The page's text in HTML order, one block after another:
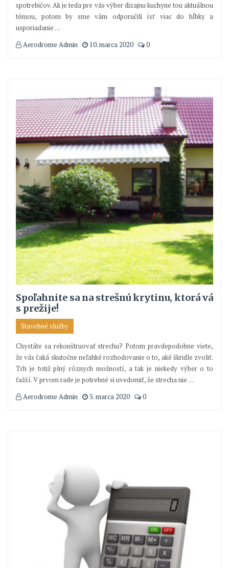
spotrebičov. Ak je teda pre vás výber dizajnu kuchyne tou aktuálnou
témou, potom by sme vám odporučili ísť viac do hĺbky a
usporiadanie …
Aerodrome Admin
10. marca 2020 0
Spoľahnite sa na strešnú krytinu, ktorá vá
s prežije!
Stavebné služby
Chystáte sa rekonštruovať strechu? Potom pravdepodobne viete,
že vás čaká skutočne neľahké rozhodovanie o to, aké škridle zvoliť.
Trh je totiž plný rôznych možností, a tak je niekedy výber o to
ťažší. V prvom rade je potrebné si uvedomiť, že strecha nie …
Aerodrome Admin
5. marca 2020 0